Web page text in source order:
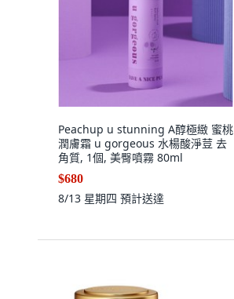
Peachup u stunning A醇極緻 蜜桃
潤膚霜 u gorgeous 水楊酸淨荳 去
角質, 1個, 美臀噴霧 80ml
$680
8/13 星期四 預計送達